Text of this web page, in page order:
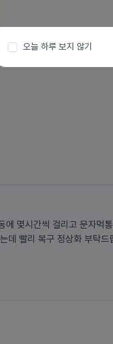
에 몇시간씩 걸리고 문자먹
데 빨리 복구 정상화 부탁드
오늘 하루 보지 않기